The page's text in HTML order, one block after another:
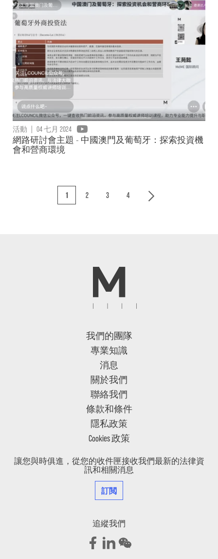
活動 | 04 七月 2024
網路研討會主題 - 中國澳門及葡萄牙：探索投資機
會和營商環境
1 2 3 4
我們的團隊
專業知識
消息
關於我們
聯絡我們
條款和條件
隱私政策
Cookies 政策
讓您與時俱進，從您的收件匣接收我們最新的法律資
訊和相關消息
訂閲
追縱我們